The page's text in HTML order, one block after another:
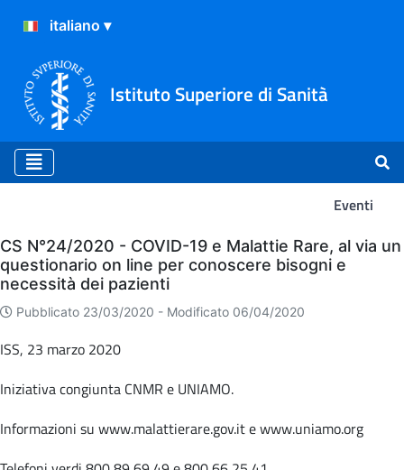
Istituto Superiore di Sanità
Eventi
Eventi
CS N°24/2020 - COVID-19 e Malattie Rare, al via un
questionario on line per conoscere bisogni e
necessità dei pazienti
Pubblicato 23/03/2020 - Modificato 06/04/2020
ISS, 23 marzo 2020
Iniziativa congiunta CNMR e UNIAMO.
Informazioni su www.malattierare.gov.it e www.uniamo.org